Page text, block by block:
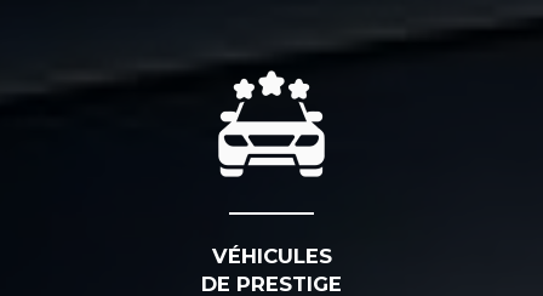
VÉHICULES
DE PRESTIGE